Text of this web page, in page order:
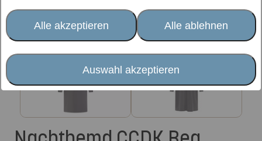
Alle akzeptieren Alle ablehnen
Auswahl akzeptieren